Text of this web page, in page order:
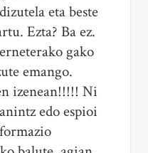
eta beste
Ezta? Ba ez.
gako
emango.
izenean!!!!! Ni
edo espioi